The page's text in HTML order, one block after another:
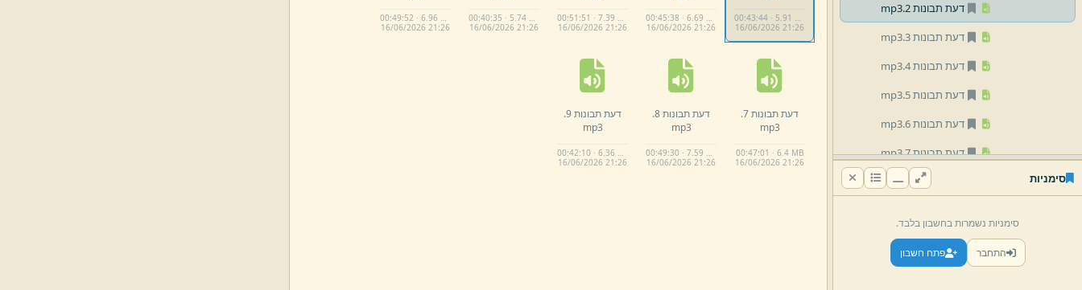
דעת תבונות 2.
mp3
דעת תבונות 3.
mp3
דעת תבונות 4.
mp3
דעת תבונות 5.
mp3
דעת תבונות 6.
mp3
דעת תבונות 7. mp3
דעת תבונות 8.
mp3
11570000 Daat Tvunot 26.
5.14.mp3
סימניות
סימניות נשמרות בחשבון בלבד.
התחבר פתח חשבון
00:43:44 · 5.91 MB
16/06/2026 21:26
00:45:38 · 6.69 MB
16/06/2026 21:26
00:51:51 · 7.39 MB
16/06/2026 21:26
00:40:35 · 5.74 MB
16/06/2026 21:26
00:49:52 · 6.96 MB
16/06/2026 21:26
דעת תבונות 7.
mp3
00:47:01 · 6.4 MB
16/06/2026 21:26
דעת תבונות 8.
mp3
00:49:30 · 7.59 MB
16/06/2026 21:26
דעת תבונות 9.
mp3
00:42:10 · 6.36 MB
16/06/2026 21:26